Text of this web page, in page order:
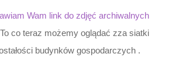
Wam link do zdjęć archiwalnych
To co teraz możemy oglądać zza siatki
budynków gospodarczych .